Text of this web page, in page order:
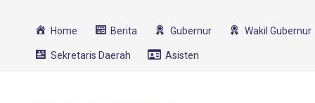
Home Berita Gubernur Wakil Gubernur
Sekretaris Daerah Asisten